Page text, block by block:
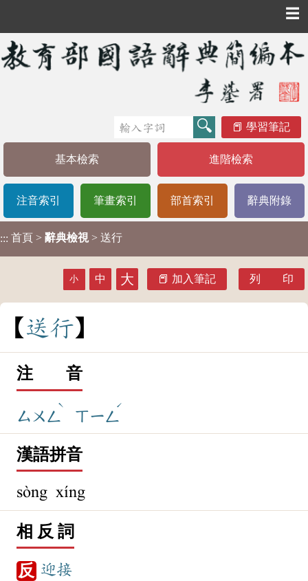
☰
學習筆記
基本檢索 進階檢索
注音索引 筆畫索引 部首索引 辭典附錄
::: 首頁 > 辭典檢視 > 送行
小 中 大 加入筆記 列 印
送行
注 音
ㄙㄨㄥ
ˋ
ㄒㄧㄥ
ˊ
漢語拼音
sòng xíng
相 反 詞
反 迎接